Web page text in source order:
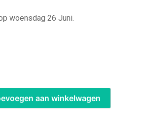
woensdag 26 Juni.
aan winkelwagen